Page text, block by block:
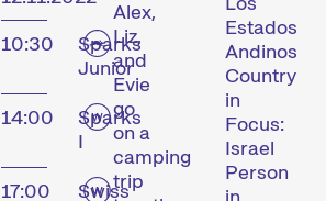
10:30
Sparks
Junior
14:00
Sparks
I
17:00
Swiss
Alex,
Liz,
and
Evie
go
on a
camping
trip
Estados
Andinos
Country
in
Focus:
Israel
Person
Compétitions